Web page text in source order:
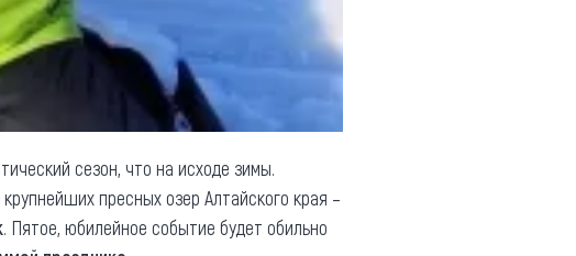
сезон, что на исходе зимы.
пресных озер Алтайского края –
. Пятое, юбилейное событие будет обильно